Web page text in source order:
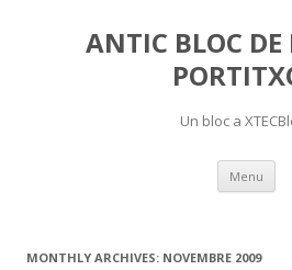
ANTIC BLOC DE
Un bloc a
Menu Skip
MONTHLY ARCHIVES: NOVEMBRE 2009